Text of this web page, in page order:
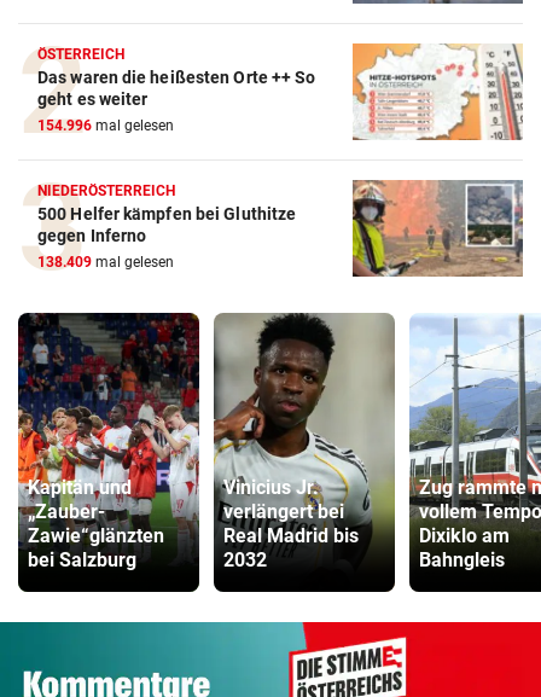
ÖSTERREICH
Das waren die heißesten Orte ++ So
geht es weiter
154.996 mal gelesen
NIEDERÖSTERREICH
500 Helfer kämpfen bei Gluthitze
gegen Inferno
138.409 mal gelesen
Kapitän und
„Zauber-
Zawie“glänzten
bei Salzburg
Vinicius Jr.
verlängert bei
Real Madrid bis
2032
Zug rammte
vollem Tempo
Dixiklo am
Bahngleis